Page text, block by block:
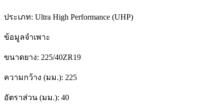
ประเภท: Ultra High Performance (UHP)
ข้อมูลจำเพาะ
ขนาดยาง: 225/40ZR19
ความกว้าง (มม.): 225
อัตราส่วน (มม.): 40